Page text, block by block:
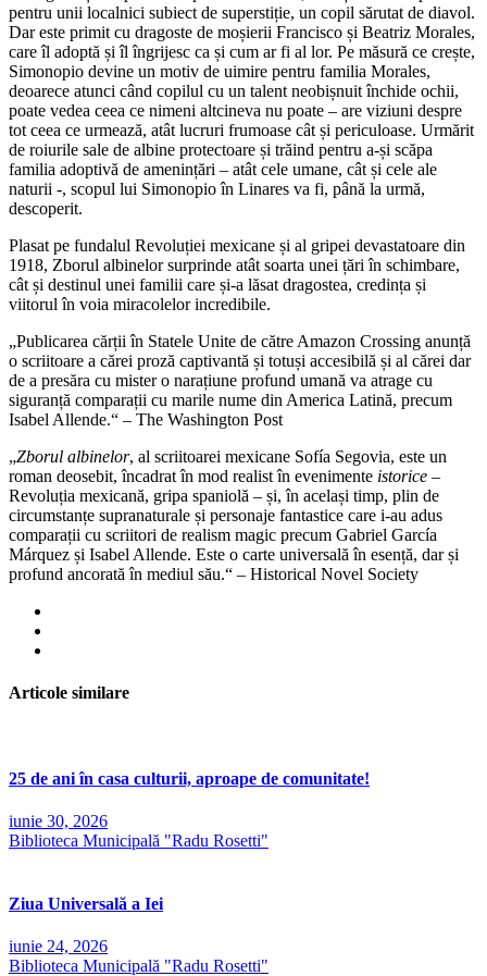
pentru unii localnici subiect de superstiție, un copil sărutat de diavol.
Dar este primit cu dragoste de moșierii Francisco și Beatriz Morales,
care îl adoptă și îl îngrijesc ca și cum ar fi al lor. Pe măsură ce crește,
Simonopio devine un motiv de uimire pentru familia Morales,
deoarece atunci când copilul cu un talent neobișnuit închide ochii,
poate vedea ceea ce nimeni altcineva nu poate – are viziuni despre
tot ceea ce urmează, atât lucruri frumoase cât și periculoase. Urmărit
de roiurile sale de albine protectoare și trăind pentru a-și scăpa
familia adoptivă de amenințări – atât cele umane, cât și cele ale
naturii -, scopul lui Simonopio în Linares va fi, până la urmă,
descoperit.
Plasat pe fundalul Revoluției mexicane și al gripei devastatoare din
1918, Zborul albinelor surprinde atât soarta unei țări în schimbare,
cât și destinul unei familii care și-a lăsat dragostea, credința și
viitorul în voia miracolelor incredibile.
„Publicarea cărții în Statele Unite de către Amazon Crossing anunță
o scriitoare a cărei proză captivantă și totuși accesibilă și al cărei dar
de a presăra cu mister o narațiune profund umană va atrage cu
siguranță comparații cu marile nume din America Latină, precum
Isabel Allende.“ – The Washington Post
„Zborul albinelor, al scriitoarei mexicane Sofía Segovia, este un
roman deosebit, încadrat în mod realist în evenimente istorice –
Revoluția mexicană, gripa spaniolă – și, în același timp, plin de
circumstanțe supranaturale și personaje fantastice care i-au adus
comparații cu scriitori de realism magic precum Gabriel García
Márquez și Isabel Allende. Este o carte universală în esență, dar și
profund ancorată în mediul său.“ – Historical Novel Society
Articole similare
25 de ani în casa culturii, aproape de comunitate!
iunie 30, 2026
Biblioteca Municipală "Radu Rosetti"
Ziua Universală a Iei
iunie 24, 2026
Biblioteca Municipală "Radu Rosetti"